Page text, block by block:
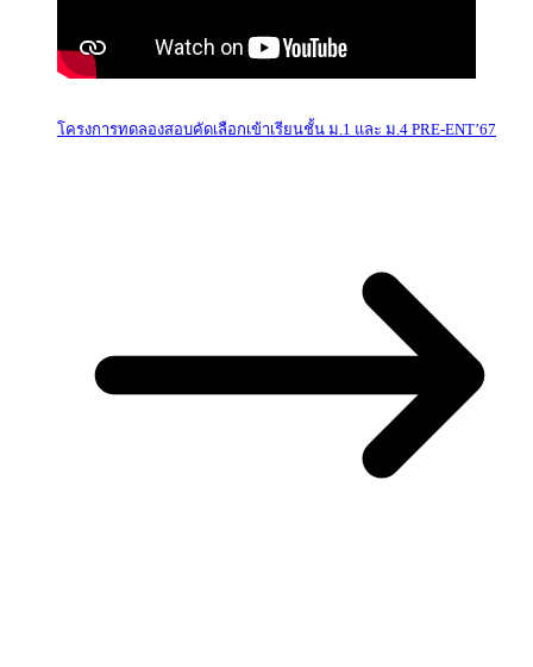
โครงการทดลองสอบคัดเลือกเข้าเรียนชั้น ม.1 และ ม.4 PRE-ENT’67